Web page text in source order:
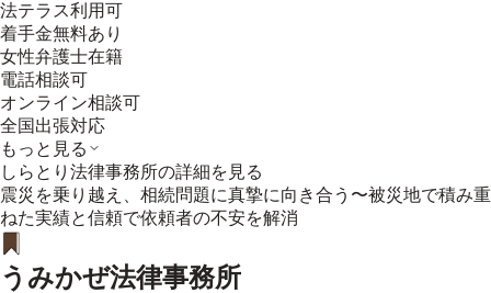
法テラス利用可
着手金無料あり
女性弁護士在籍
電話相談可
オンライン相談可
全国出張対応
もっと見る
しらとり法律事務所の詳細を見る
震災を乗り越え、相続問題に真摯に向き合う〜被災地で積み重
ねた実績と信頼で依頼者の不安を解消
うみかぜ法律事務所